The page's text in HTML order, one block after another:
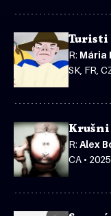
Turisti
R: Mária
SK, FR,
R: Alex
CA •